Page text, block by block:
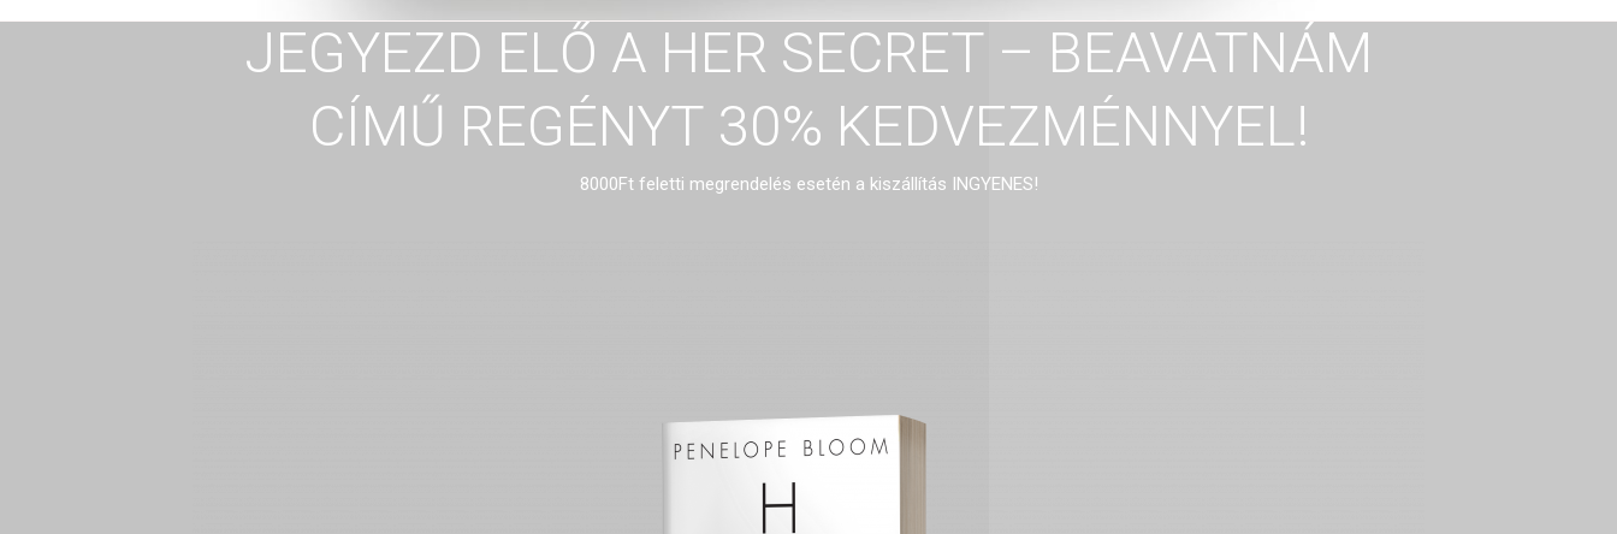
JEGYEZD ELŐ A HER SECRET – BEAVATNÁM
CÍMŰ REGÉNYT 30% KEDVEZMÉNNYEL!
8000Ft feletti megrendelés esetén a kiszállítás INGYENES!